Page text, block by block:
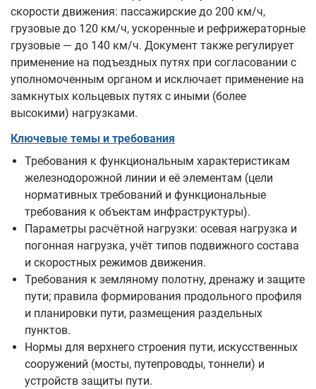
скорости движения: пассажирские до 200 км/ч,
грузовые до 120 км/ч, ускоренные и рефрижераторные
грузовые — до 140 км/ч. Документ также регулирует
применение на подъездных путях при согласовании с
уполномоченным органом и исключает применение на
замкнутых кольцевых путях с иными (более
высокими) нагрузками.
Ключевые темы и требования
Требования к функциональным характеристикам
железнодорожной линии и её элементам (цели
нормативных требований и функциональные
требования к объектам инфраструктуры).
Параметры расчётной нагрузки: осевая нагрузка и
погонная нагрузка, учёт типов подвижного состава
и скоростных режимов движения.
Требования к земляному полотну, дренажу и защите
пути; правила формирования продольного профиля
и планировки пути, размещения раздельных
пунктов.
Нормы для верхнего строения пути, искусственных
сооружений (мосты, путепроводы, тоннели) и
устройств защиты пути.